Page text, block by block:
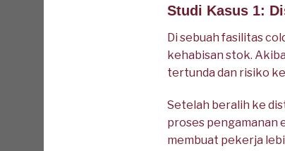
Studi Kasus 1:
Di sebuah fasilitas
kehabisan stok.
tertunda dan risiko
Setelah beralih ke
proses pengamanan
membuat pekerja